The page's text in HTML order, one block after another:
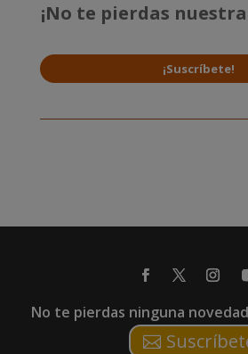
¡No te pierdas
¡Suscríbete!
No te pierdas ninguna